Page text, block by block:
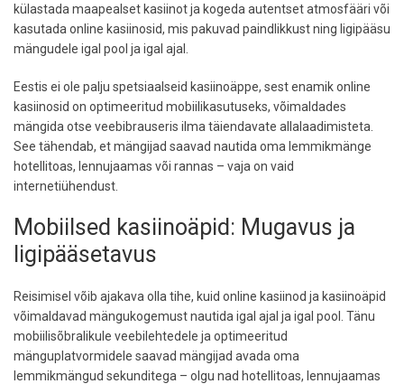
külastada maapealset kasiinot ja kogeda autentset atmosfääri või
kasutada online kasiinosid, mis pakuvad paindlikkust ning ligipääsu
mängudele igal pool ja igal ajal.
Eestis ei ole palju spetsiaalseid kasiinoäppe, sest enamik online
kasiinosid on optimeeritud mobiilikasutuseks, võimaldades
mängida otse veebibrauseris ilma täiendavate allalaadimisteta.
See tähendab, et mängijad saavad nautida oma lemmikmänge
hotellitoas, lennujaamas või rannas – vaja on vaid
internetiühendust.
Mobiilsed kasiinoäpid: Mugavus ja
ligipääsetavus
Reisimisel võib ajakava olla tihe, kuid online kasiinod ja kasiinoäpid
võimaldavad mängukogemust nautida igal ajal ja igal pool. Tänu
mobiilisõbralikule veebilehtedele ja optimeeritud
mänguplatvormidele saavad mängijad avada oma
lemmikmängud sekunditega – olgu nad hotellitoas, lennujaamas